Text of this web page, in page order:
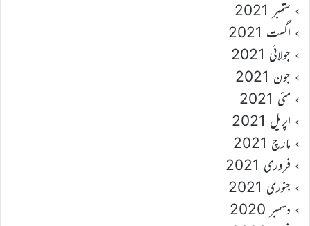
ستمبر 2021
اگست 2021
جولائی 2021
جون 2021
مئی 2021
اپریل 2021
مارچ 2021
فروری 2021
جنوری 2021
دسمبر 2020